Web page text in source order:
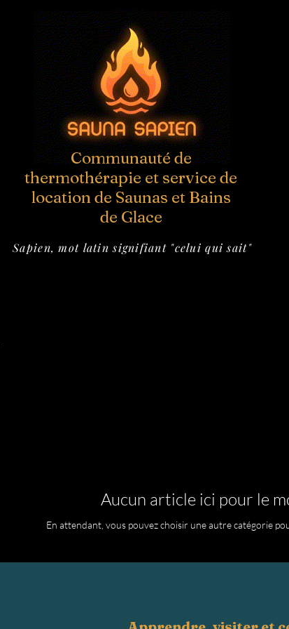
Communauté de
thermothérapie et service de
location de Saunas et Bains
de Glace
Sapien, mot latin signifiant "celui qui sait"
Aucun article ici pour le
En attendant, vous pouvez choisir une autre catégorie